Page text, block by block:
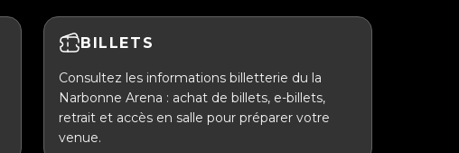
BILLETS
Consultez les informations billetterie du la
Narbonne Arena : achat de billets, e-billets,
retrait et accès en salle pour préparer votre
venue.